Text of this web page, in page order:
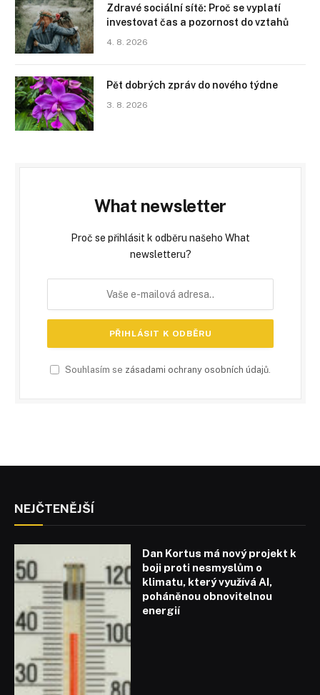
Zdravé sociální sítě: Proč se vyplatí
investovat čas a pozornost do vztahů
4. 8. 2026
Pět dobrých zpráv do nového týdne
3. 8. 2026
What newsletter
Proč se přihlásit k odběru našeho What
newsletteru?
Souhlasím se zásadami ochrany osobních údajů.
NEJČTENĚJŠÍ
Dan Kortus má nový projekt k
boji proti nesmyslům o
klimatu, který využívá AI,
poháněnou obnovitelnou
energií